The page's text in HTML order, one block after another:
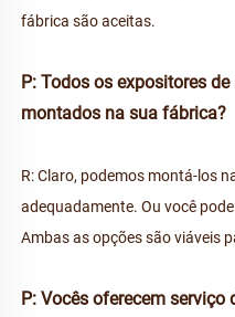
fábrica são aceitas.
P: Todos os expositores
montados na sua fábrica?
R: Claro, podemos montá-los
adequadamente. Ou você
Ambas as opções são viáveis
P: Vocês oferecem serviço